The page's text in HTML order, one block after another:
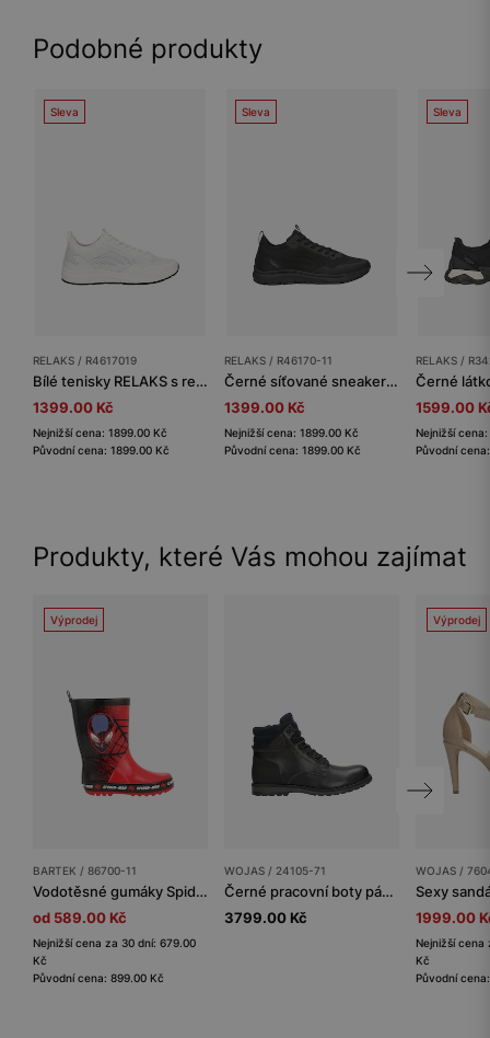
Podobné produkty
Sleva
RELAKS / R4617019
Bílé tenisky RELAKS s reflexním logem na patě
1399.00 Kč
Nejnižší cena: 1899.00 Kč
Původní cena: 1899.00 Kč
Sleva
RELAKS / R46170-11
Černé síťované sneakers RELAKS
1399.00 Kč
Nejnižší cena: 1899.00 Kč
Původní cena: 1899.00 Kč
Sleva
RELAKS /
1599.00
Nejnižší
Původní
Produkty, které Vás mohou zajímat
Výprodej
BARTEK / 86700-11
Vodotěsné gumáky Spider-Man pro kluky BARTEK 86700-11
od 589.00 Kč
Nejnižší cena za 30 dní: 679.00
Kč
Původní cena: 899.00 Kč
WOJAS / 24105-71
Černé pracovní boty pánské s tmavě modrou vložkou
3799.00 Kč
Výprodej
WOJAS /
1999.00
Nejnižší cena
Kč
Původní